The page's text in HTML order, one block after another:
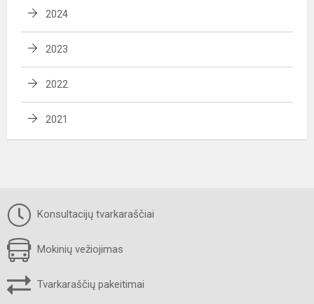
2024
2023
2022
2021
Konsultacijų tvarkaraščiai
Mokinių vežiojimas
Tvarkaraščių pakeitimai